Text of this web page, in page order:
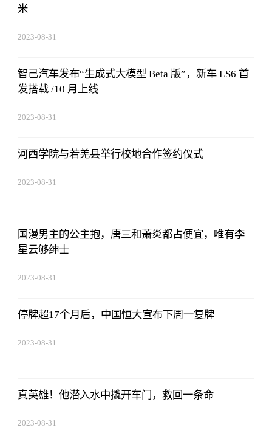
米
2023-08-31
智己汽车发布“生成式大模型 Beta 版”，新车 LS6 首
发搭载 /10 月上线
2023-08-31
河西学院与若羌县举行校地合作签约仪式
2023-08-31
国漫男主的公主抱，唐三和萧炎都占便宜，唯有李
星云够绅士
2023-08-31
停牌超17个月后，中国恒大宣布下周一复牌
2023-08-31
真英雄！他潜入水中撬开车门，救回一条命
2023-08-31